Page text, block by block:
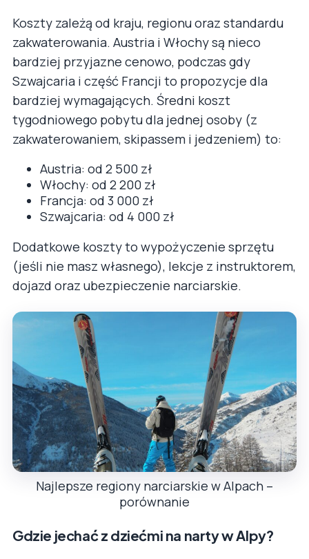
Koszty zależą od kraju, regionu oraz standardu
zakwaterowania. Austria i Włochy są nieco
bardziej przyjazne cenowo, podczas gdy
Szwajcaria i część Francji to propozycje dla
bardziej wymagających. Średni koszt
tygodniowego pobytu dla jednej osoby (z
zakwaterowaniem, skipassem i jedzeniem) to:
Austria: od 2 500 zł
Włochy: od 2 200 zł
Francja: od 3 000 zł
Szwajcaria: od 4 000 zł
Dodatkowe koszty to wypożyczenie sprzętu
(jeśli nie masz własnego), lekcje z instruktorem,
dojazd oraz ubezpieczenie narciarskie.
Najlepsze regiony narciarskie w Alpach –
porównanie
Gdzie jechać z dziećmi na narty w Alpy?